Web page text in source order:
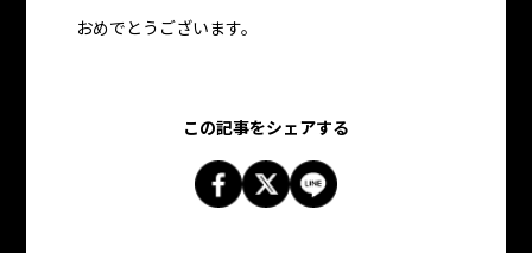
おめでとうございます。
この記事をシェアする